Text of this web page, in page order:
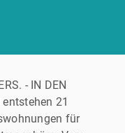
- IN DEN
entstehen 21
für